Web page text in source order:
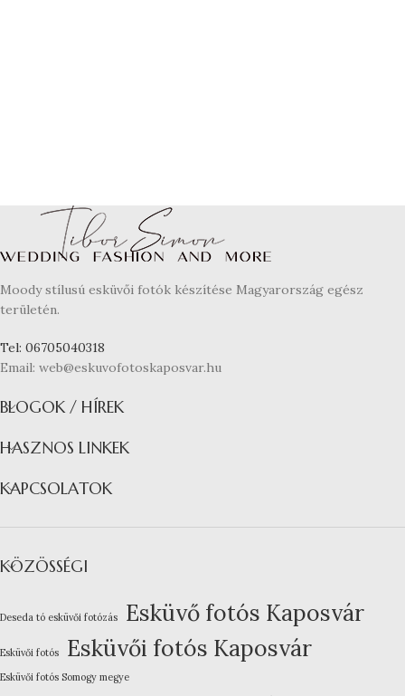
Moody stílusú esküvői fotók készítése Magyarország egész
területén.
Tel: 06705040318
Email: web@eskuvofotoskaposvar.hu
BLOGOK / HÍREK
HASZNOS LINKEK
KAPCSOLATOK
KÖZÖSSÉGI
Deseda tó esküvői fotózás Esküvő fotós Kaposvár
Esküvői fotós Esküvői fotós Kaposvár
Esküvői fotós Somogy megye